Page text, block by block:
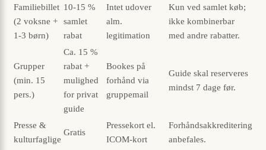
Familiebillet
(2 voksne +
1-3 børn)
10-15 %
samlet
rabat
Intet udover
alm.
legitimation
Kun ved samlet køb;
ikke kombinerbar
med andre rabatter.
Grupper
(min. 15
pers.)
Ca. 15 %
rabat +
mulighed
for privat
guide
Bookes på
forhånd via
gruppemail
Guide skal reserveres
mindst 7 dage før.
Presse &
kulturfaglige
Gratis
Pressekort el.
ICOM-kort
Forhåndsakkreditering
anbefales.